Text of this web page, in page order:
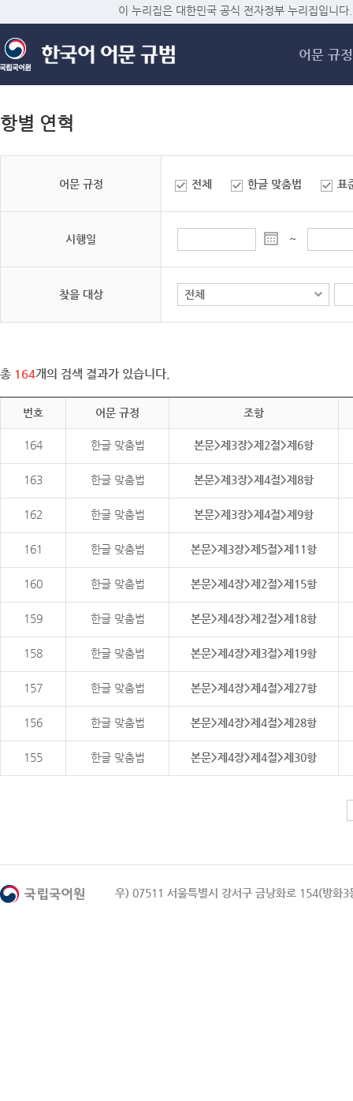
메
이 누리집은 대한민국 공식 전자정부 누리집입니다.
어문 규정
항별 연혁
어문 규정 전체 한글 맞춤법 표
시행일 ~
찾을 대상
총 164개의 검색 결과가 있습니다.
번호 어문 규정 조항
164 한글 맞춤법 본문>제3장>제2절>제6항
163 한글 맞춤법 본문>제3장>제4절>제8항
162 한글 맞춤법 본문>제3장>제4절>제9항
161 한글 맞춤법 본문>제3장>제5절>제11항
160 한글 맞춤법 본문>제4장>제2절>제15항
159 한글 맞춤법 본문>제4장>제2절>제18항
158 한글 맞춤법 본문>제4장>제3절>제19항
157 한글 맞춤법 본문>제4장>제4절>제27항
156 한글 맞춤법 본문>제4장>제4절>제28항
155 한글 맞춤법 본문>제4장>제4절>제30항
우) 07511 서울특별시 강서구 금낭화로 154(방화3